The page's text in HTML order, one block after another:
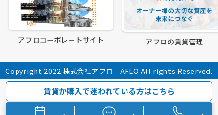
アフロコーポレートサイト アフロの賃貸管理
Copyright 2022 株式会社アフロ AFLO All rights Reserved.
賃貸か購入で迷われている方はこちら